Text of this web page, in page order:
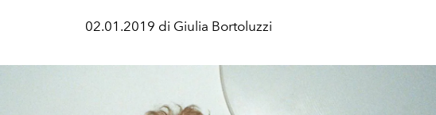
02.01.2019 di Giulia Bortoluzzi